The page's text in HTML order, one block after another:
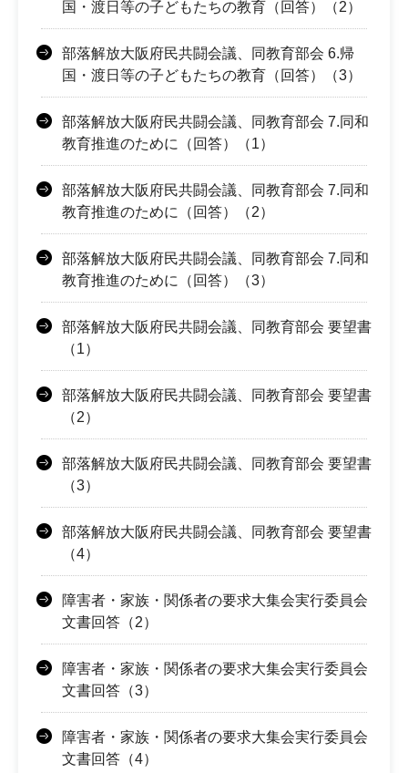
国・渡日等の子どもたちの教育（回答）（2）
部落解放大阪府民共闘会議、同教育部会 6.帰
国・渡日等の子どもたちの教育（回答）（3）
部落解放大阪府民共闘会議、同教育部会 7.同和
教育推進のために（回答）（1）
部落解放大阪府民共闘会議、同教育部会 7.同和
教育推進のために（回答）（2）
部落解放大阪府民共闘会議、同教育部会 7.同和
教育推進のために（回答）（3）
部落解放大阪府民共闘会議、同教育部会 要望書
（1）
部落解放大阪府民共闘会議、同教育部会 要望書
（2）
部落解放大阪府民共闘会議、同教育部会 要望書
（3）
部落解放大阪府民共闘会議、同教育部会 要望書
（4）
障害者・家族・関係者の要求大集会実行委員会
文書回答（2）
障害者・家族・関係者の要求大集会実行委員会
文書回答（3）
障害者・家族・関係者の要求大集会実行委員会
文書回答（4）